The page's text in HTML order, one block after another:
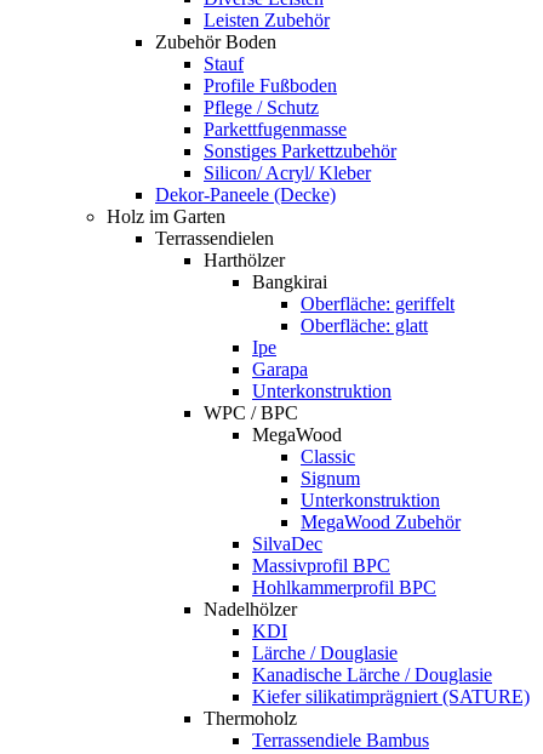
Leisten Zubehör
Zubehör Boden
Stauf
Profile Fußboden
Pflege / Schutz
Parkettfugenmasse
Sonstiges Parkettzubehör
Silicon/ Acryl/ Kleber
Dekor-Paneele (Decke)
Holz im Garten
Terrassendielen
Harthölzer
Bangkirai
Oberfläche: geriffelt
Oberfläche: glatt
Ipe
Garapa
Unterkonstruktion
WPC / BPC
MegaWood
Classic
Signum
Unterkonstruktion
MegaWood Zubehör
SilvaDec
Massivprofil BPC
Hohlkammerprofil BPC
Nadelhölzer
KDI
Lärche / Douglasie
Kanadische Lärche / Douglasie
Kiefer silikatimprägniert (SATURE)
Thermoholz
Terrassendiele Bambus